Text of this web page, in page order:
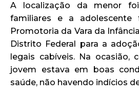
A localização da menor
familiares e a adolescente
Promotoria da Vara da
Distrito Federal para a
legais cabíveis. Na ocasião,
jovem estava em boas
saúde, não havendo indícios